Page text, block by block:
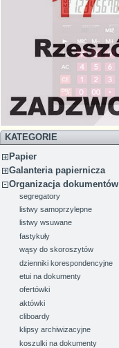
KATEGORIE
Papier
Galanteria papiernicza
Organizacja dokumentów
segregatory
listwy samoprzylepne
listwy wsuwane
fastykuły
wąsy do skoroszytów
dzienniki korespondencyjne
etui na dokumenty
ofertówki
aktówki
cliboardy
klipsy archiwizacyjne
koszulki na dokumenty